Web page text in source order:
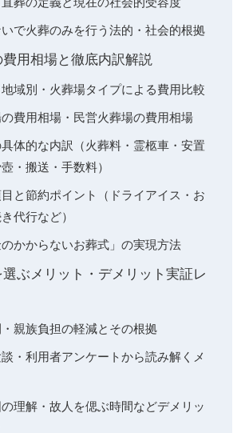
で火葬のみを行う法的・社会的根拠
用相場と徹底内訳解説
域別・火葬場タイプによる費用比較
費用相場・民営火葬場の費用相場
体的な内訳（火葬料・霊柩車・安置
・搬送・手数料）
と節約ポイント（ドライアイス・お
代行など）
のかからないお葬式」の実現方法
ぶメリット・デメリット実証レ
親族負担の軽減とその根拠
・利用者アンケートから読み解くメ
理解・故人を偲ぶ時間などデメリッ